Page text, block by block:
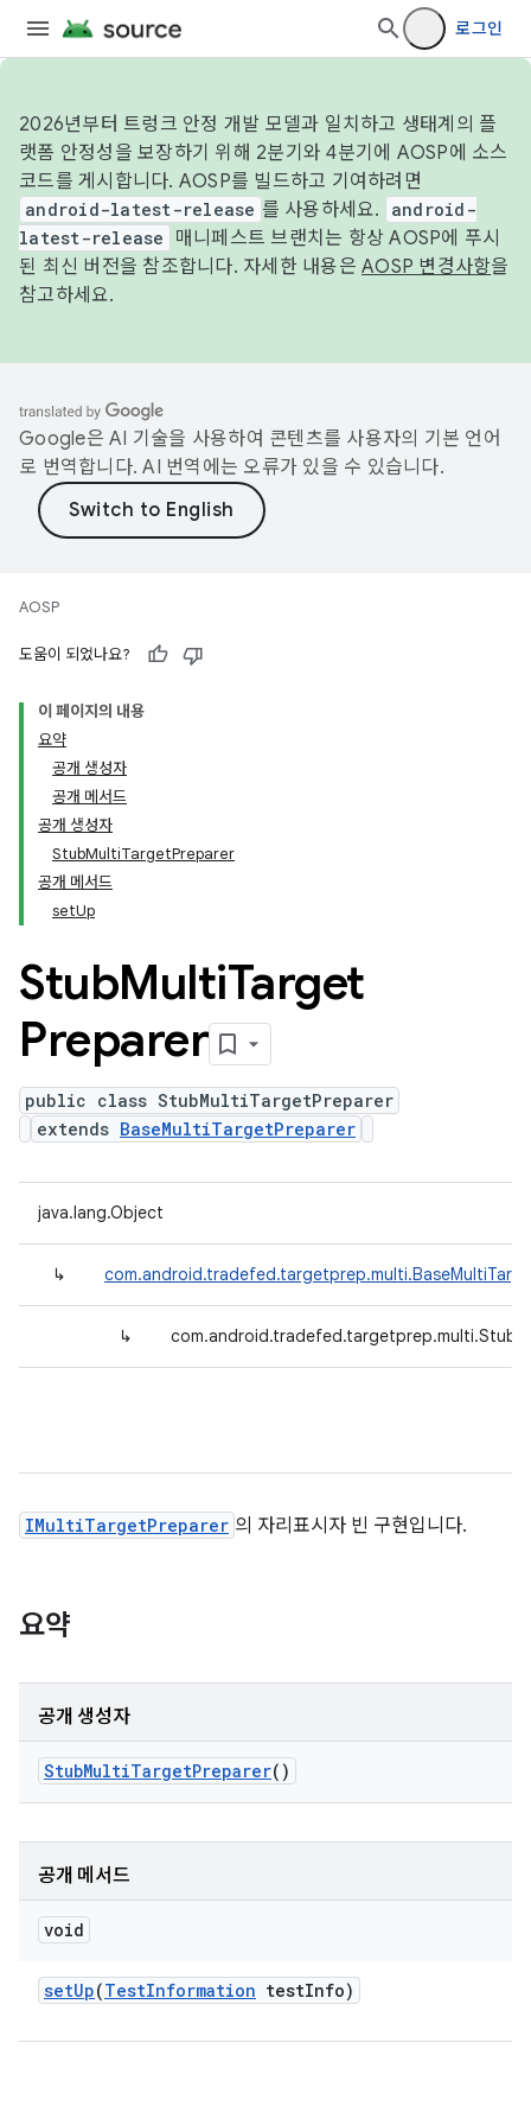
로그인
2026년부터 트렁크 안정 개발 모델과 일치하고 생태계의 플
랫폼 안정성을 보장하기 위해 2분기와 4분기에 AOSP에 소스
코드를 게시합니다. AOSP를 빌드하고 기여하려면
android-latest-release 를 사용하세요.
android-
latest-release
매니페스트 브랜치는 항상 AOSP에 푸시
된 최신 버전을 참조합니다. 자세한 내용은 AOSP 변경사항을
참고하세요.
Google은 AI 기술을 사용하여 콘텐츠를 사용자의 기본 언어
로 번역합니다. AI 번역에는 오류가 있을 수 있습니다.
AOSP
도움이 되었나요?
이 페이지의 내용
요약
공개 생성자
공개 메서드
공개 생성자
StubMultiTargetPreparer
공개 메서드
setUp
StubMultiTarget
Preparer
public class StubMultiTargetPreparer
extends BaseMultiTargetPreparer
java.lang.Object
↳
↳
IMultiTargetPreparer 의 자리표시자 빈 구현입니다.
요약
공개 생성자
StubMultiTargetPreparer()
공개 메서드
void
setUp(TestInformation testInfo)